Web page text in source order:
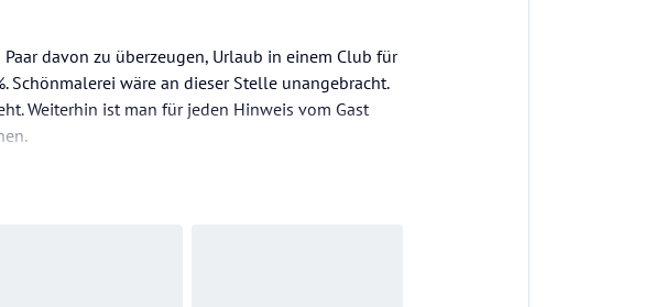
davon zu überzeugen, Urlaub in einem Club für
wäre an dieser Stelle unangebracht.
Weiterhin ist man für jeden Hinweis vom Gast